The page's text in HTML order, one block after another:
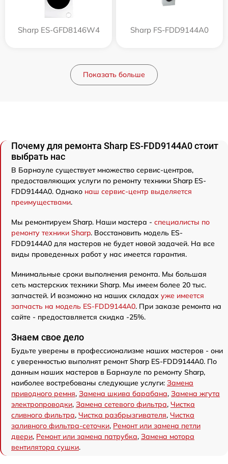
Sharp ES-GFD8146W4 Sharp FS-FDD9144A0
Показать больше
Почему для ремонта Sharp ES-FDD9144A0 стоит
выбрать нас
В Барнауле существует множество сервис-центров,
предоставляющих услуги по ремонту техники Sharp ES-
FDD9144A0. Однако наш сервис-центр выделяется
преимуществами.
Мы ремонтируем Sharp. Наши мастера - специалисты по
ремонту техники Sharp. Восстановить модель ES-
FDD9144A0 для мастеров не будет новой задачей. На все
виды проведенных работ у нас имеется гарантия.
Минимальные сроки выполнения ремонта. Мы большая
сеть мастерских техники Sharp. Мы имеем более 20 тыс.
запчастей. И возможно на наших складах уже имеется
запчасть на модель ES-FDD9144A0. При заказе ремонта на
сайте - предоставляется скидка -25%.
Знаем свое дело
Будьте уверены в профессионализме наших мастеров - они
с уверенностью выполнят ремонт Sharp ES-FDD9144A0. По
данным наших мастеров в Барнауле по ремонту Sharp,
наиболее востребованы следующие услуги: Замена
приводного ремня, Замена шкива барабана, Замена жгута
электропроводки, Замена сетевого фильтра, Чистка
сливного фильтра, Чистка разбрызгивателя, Чистка
заливного фильтра-сеточки, Ремонт или замена петли
двери, Ремонт или замена патрубка, Замена мотора
вентилятора сушки.